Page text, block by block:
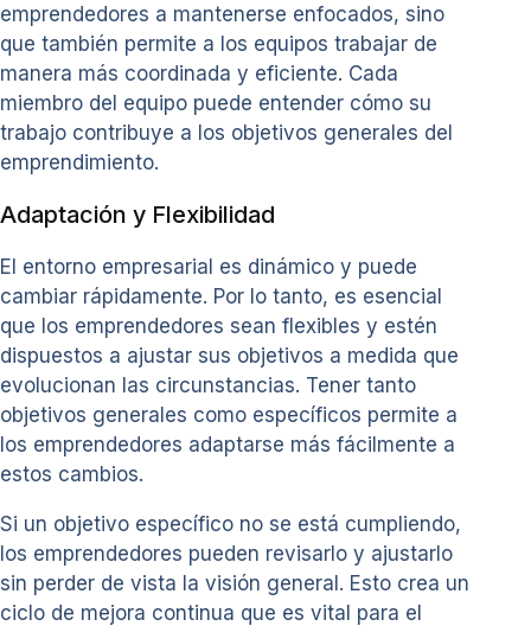
emprendedores a mantenerse enfocados, sino
que también permite a los equipos trabajar de
manera más coordinada y eficiente. Cada
miembro del equipo puede entender cómo su
trabajo contribuye a los objetivos generales del
emprendimiento.
Adaptación y Flexibilidad
El entorno empresarial es dinámico y puede
cambiar rápidamente. Por lo tanto, es esencial
que los emprendedores sean flexibles y estén
dispuestos a ajustar sus objetivos a medida que
evolucionan las circunstancias. Tener tanto
objetivos generales como específicos permite a
los emprendedores adaptarse más fácilmente a
estos cambios.
Si un objetivo específico no se está cumpliendo,
los emprendedores pueden revisarlo y ajustarlo
sin perder de vista la visión general. Esto crea un
ciclo de mejora continua que es vital para el